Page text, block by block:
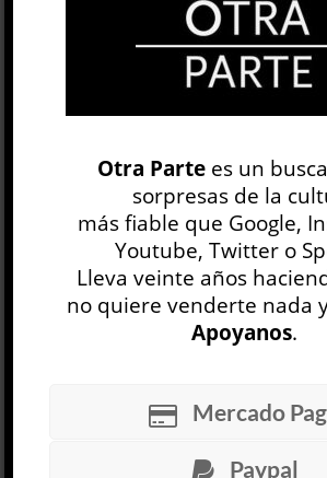
El cineasta chileno Raúl Ruiz
1941-París, 2011) llegó a filmar
centenar de películas, algunas de
siguen inéditas y alimentan el...
El ejército ciego
David Toscana
LITERATURA IBEROAMERICANA
Zyanya Dóniz Ibáñez
23 JUL
El ejército ciego, la novela
menos que las historias...
Otra Partees un
sorpresas de la
más fiable que Google,
Youtube, Twitter o
Lleva veinte años
no quiere venderte nada
Apoyanos.
Mercado
Paypal